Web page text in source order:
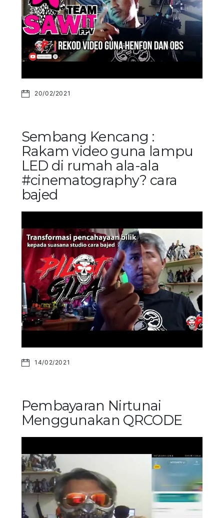
20/02/2021
Sembang Kencang :
Rakam video guna lampu
LED di rumah ala-ala
#cinematography? cara
bajed
14/02/2021
Pembayaran Nirtunai
Menggunakan QRCODE